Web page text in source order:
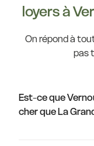
loyers à
On répond à
pas
Est-ce que
cher que La